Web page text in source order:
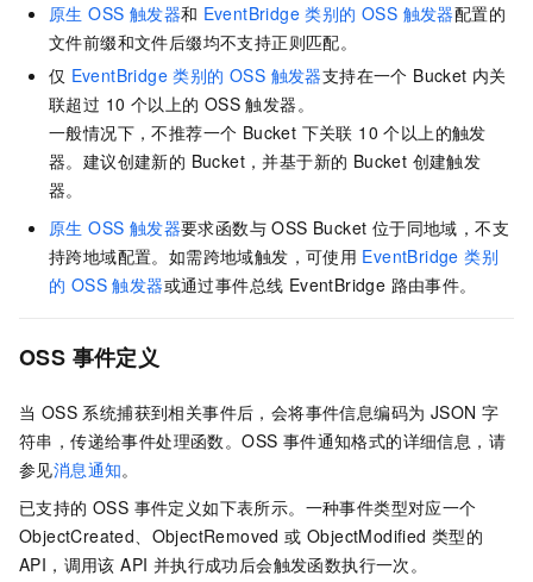
原生 OSS 触发器和 EventBridge 类别的 OSS 触发器配置的
文件前缀和文件后缀均不支持正则匹配。
仅 EventBridge 类别的 OSS 触发器支持在一个 Bucket 内关
联超过 10 个以上的 OSS 触发器。
一般情况下，不推荐一个 Bucket 下关联 10 个以上的触发
器。建议创建新的 Bucket，并基于新的 Bucket 创建触发
器。
原生 OSS 触发器要求函数与 OSS Bucket 位于同地域，不支
持跨地域配置。如需跨地域触发，可使用 EventBridge 类别
的 OSS 触发器或通过事件总线 EventBridge 路由事件。
OSS 事件定义
当 OSS 系统捕获到相关事件后，会将事件信息编码为 JSON 字
符串，传递给事件处理函数。OSS 事件通知格式的详细信息，请
参见消息通知。
已支持的 OSS 事件定义如下表所示。一种事件类型对应一个
ObjectCreated、ObjectRemoved 或 ObjectModified 类型的
API，调用该 API 并执行成功后会触发函数执行一次。